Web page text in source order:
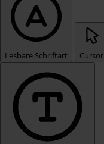
Lesbare Schriftart Cursor